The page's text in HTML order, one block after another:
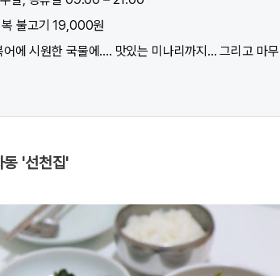
불고기 19,000원
에 시원한 국물에.... 맛있는 미나리까지... 그리고 마
동 '선천집'